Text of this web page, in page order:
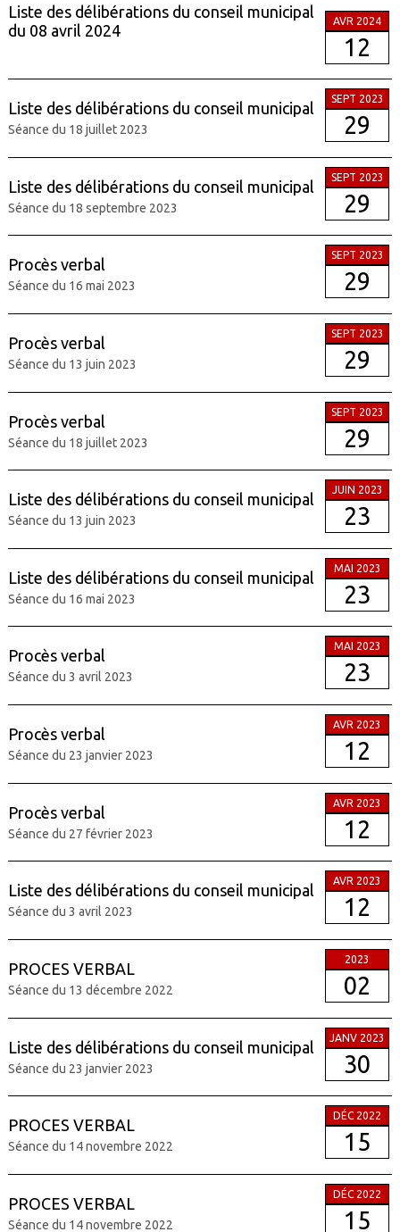
Liste des délibérations du conseil municipal
du 08 avril 2024
AVR 2024
12
Liste des délibérations du conseil municipal
Séance du 18 juillet 2023
SEPT 2023
29
Liste des délibérations du conseil municipal
Séance du 18 septembre 2023
SEPT 2023
29
Procès verbal
Séance du 16 mai 2023
SEPT 2023
29
Procès verbal
Séance du 13 juin 2023
SEPT 2023
29
Procès verbal
Séance du 18 juillet 2023
SEPT 2023
29
Liste des délibérations du conseil municipal
Séance du 13 juin 2023
JUIN 2023
23
Liste des délibérations du conseil municipal
Séance du 16 mai 2023
MAI 2023
23
Procès verbal
Séance du 3 avril 2023
MAI 2023
23
Procès verbal
Séance du 23 janvier 2023
AVR 2023
12
Procès verbal
Séance du 27 février 2023
AVR 2023
12
Liste des délibérations du conseil municipal
Séance du 3 avril 2023
AVR 2023
12
PROCES VERBAL
Séance du 13 décembre 2022
2023
02
Liste des délibérations du conseil municipal
Séance du 23 janvier 2023
JANV 2023
30
PROCES VERBAL
Séance du 14 novembre 2022
DÉC 2022
15
PROCES VERBAL
Séance du 14 novembre 2022
DÉC 2022
15